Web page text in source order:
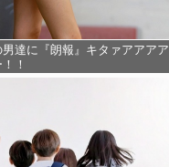
男達に『朗報』キタァアアアア
！